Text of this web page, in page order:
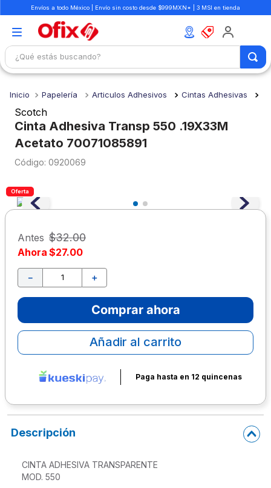
Envíos a todo México | Envío sin costo desde $999MXN* | 3 MSI en tienda
¿Qué estás buscando?
Papelería Articulos Adhesivos Cintas Adhesivas
Scotch
Cinta Adhesiva Transp 550 .19X33M
Acetato 70071085891
: 0920069
Oferta
Antes $32.00
Ahora $27.00
＋
－
Comprar ahora
Añadir al carrito
Paga hasta en 12 quincenas
Descripción
CINTA ADHESIVA TRANSPARENTE
MOD. 550
1.
mochilas
2.
libretas
3.
cuaderno
4.
cuadernos
5.
6.
boligrafo
8.
sacapuntas
9.
lapiz
10. escolar